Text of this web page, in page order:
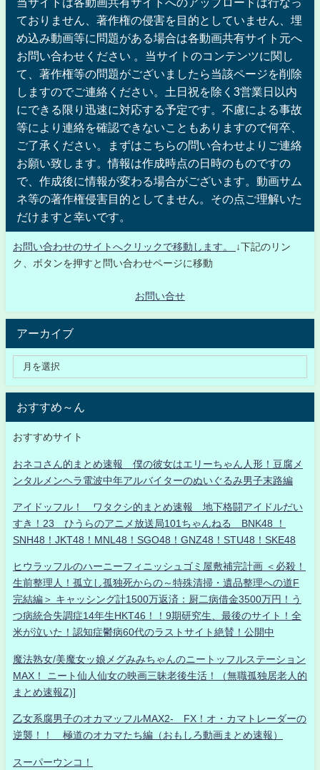
当サイトは各動画共有サイトへのアップロードは行なっ
ておりません、著作権の侵害を目的としていません、埋
め込み動画等に問題がある場合は各動画共有サイト元へ
お問い合わせください 。当サイトのコンテンツに関し
て、著作権等の問題がございましたら当該ページを削除
しますのでご連絡ください。土日祝を除く3営業日以内
にできる限り迅速に対応する予定です。不慮による事故
等により連絡を確認できないこともありますので何卒、
ご了承ください。まずはこちらの問い合わせよりご連絡
お願い致します。情報は作成時点の日時のものですの
で、作成後に情報が変わる場合がございます。動画サム
ネ等の著作権侵害目的としてません。その点ご理解いた
だけますと幸いです。
お問い合わせのサイトへクリックで移動します。
↓下記のリン
ク、ボタンを押すと問い合わせページに移動
お問い合せ
アーカイブ
おすすめ～ん
おすすめサイト
おネコさん的まとめ速報 僕の彼女はエリーちゃん人形！豆腐メ
ンタルメンヘラ電波中年アルバイターのぬいぐるみ男子末路編
アイドッフル！ ワタクシ的まとめ速報 地下格闘アイドルだい
すき！23 ひうらのアニメ放送局101ちゃんねる BNK48 ！
SNH48！JKT48！MNL48！SGO48！GNZ48！STU48！SKE48
ヒウラッフルのハーニーフィニッシュゴミ屋敷補完計画 ＜必殺！
生前整理人！孤立し孤独死からの～特殊清掃・遺品整理への道F
完結編＞ キャッシング計1500万返済：厨二病借金3500万円！う
つ病統合失調症14年生HKT46！！9期研究生、最後のサイト！全
米が泣いた！認知症鬱病60代のラストサイト絶賛！公開中
魔法熟女/美魔女ッ娘メグみみちゃんのニートッフルステーション
MAX！ ニート仙人仙女の映画三昧老後生活！（無職孤独居老人的
まとめ速報Z)]
乙女系腐男子のオカマッフルMAX2- FX！オ・カマトレーダーの
逆襲！！ 極道のオカマたち編（おもしろ動画まとめ速報）
スーパーウンコ！